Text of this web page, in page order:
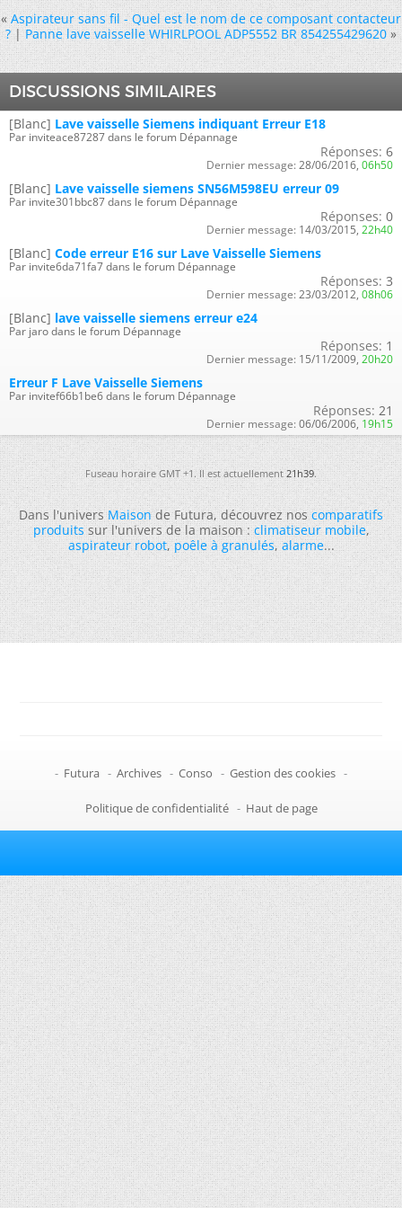
« Aspirateur sans fil - Quel est le nom de ce composant contacteur
?|Panne lave vaisselle WHIRLPOOL ADP5552 BR 854255429620 »
DISCUSSIONS SIMILAIRES
[Blanc] Lave vaisselle Siemens indiquant Erreur E18
Par inviteace87287 dans le forum Dépannage
Réponses: 6
Dernier message: 28/06/2016, 06h50
[Blanc] Lave vaisselle siemens SN56M598EU erreur 09
Par invite301bbc87 dans le forum Dépannage
Réponses: 0
Dernier message: 14/03/2015, 22h40
[Blanc] Code erreur E16 sur Lave Vaisselle Siemens
Par invite6da71fa7 dans le forum Dépannage
Réponses: 3
Dernier message: 23/03/2012, 08h06
[Blanc] lave vaisselle siemens erreur e24
Par jaro dans le forum Dépannage
Réponses: 1
Dernier message: 15/11/2009, 20h20
Erreur F Lave Vaisselle Siemens
Par invitef66b1be6 dans le forum Dépannage
Réponses: 21
Dernier message: 06/06/2006, 19h15
Fuseau horaire GMT +1. Il est actuellement21h39.
Dans l'universMaisonde Futura, découvrez noscomparatifs
produitssur l'univers de la maison :climatiseur mobile,
aspirateur robot,poêle à granulés,alarme...
- Futura - Archives - Conso - Gestion des cookies -
Politique de confidentialité - Haut de page